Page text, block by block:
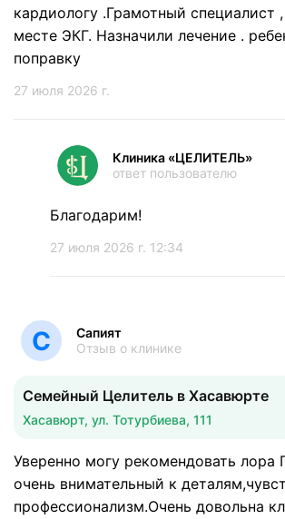
кардиологу .Грамотный специалист
месте ЭКГ. Назначили лечение .
поправку
27 июля 2026 г.
Клиника «ЦЕЛИТЕЛЬ»
ответ пользователю
Благодарим!
27 июля 2026 г. 12:34
С
Сапият
Отзыв о клинике
Семейный Целитель в Хасавюрте
Хасавюрт, ул. Тотурбиева, 111
Уверенно могу рекомендовать лора
очень внимательный к
профессионализм.Очень довольна